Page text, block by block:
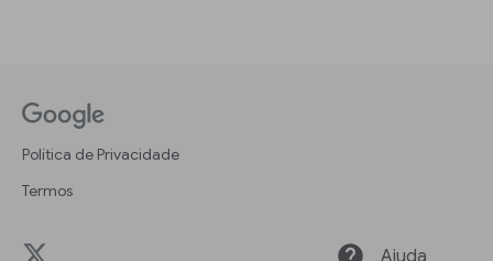
Política de Privacidade
Termos
Ajuda